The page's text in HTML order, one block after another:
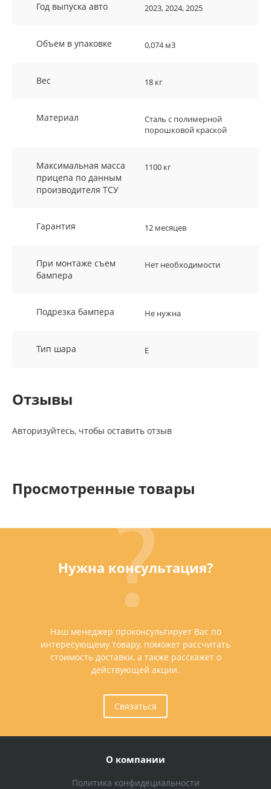
Год выпуска авто 2023, 2024, 2025
Объем в упаковке 0,074 м3
Вес 18 кг
Материал
Сталь с полимерной
порошковой краской
Максимальная масса
прицепа по данным
производителя ТСУ
1100 кг
Гарантия 12 месяцев
При монтаже съем
бампера
Нет необходимости
Подрезка бампера Не нужна
Тип шара E
Отзывы
Авторизуйтесь, чтобы оставить отзыв
Просмотренные товары
Нужна консультация?
Наш менеджер проконсультирует Вас по
интересующему товару, поможет рассчитать
стоимость доставки, а также расскажет о
действующей акции.
Связаться
О компании
Политика конфидециальности